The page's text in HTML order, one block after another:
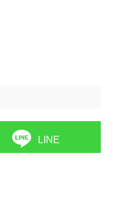
LINE